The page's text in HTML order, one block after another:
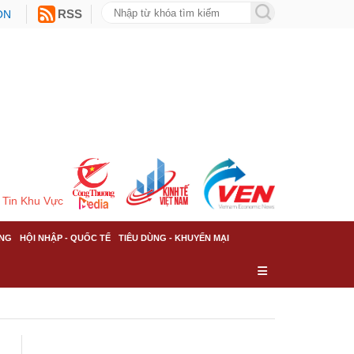
RSS
Tin Khu Vực
HỘI NHẬP - QUỐC TẾ TIÊU DÙNG - KHUYẾN MẠI